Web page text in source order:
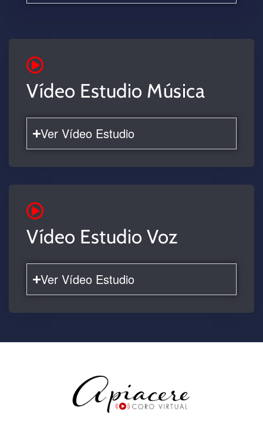
Vídeo Estudio Música
Ver Vídeo Estudio
Vídeo Estudio Voz
Ver Vídeo Estudio